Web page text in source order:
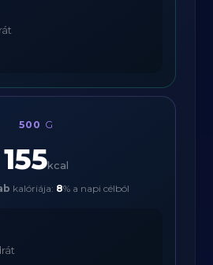
500 G
155kcal
kalóriája: 8% a napi célból